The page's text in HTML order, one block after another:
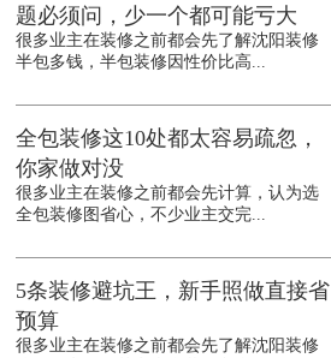
题必须问，少一个都可能亏大
很多业主在装修之前都会先了解沈阳装修
半包多钱，半包装修因性价比高...
全包装修这10处都太容易疏忽，
你家做对没
很多业主在装修之前都会先计算，认为选
全包装修图省心，不少业主交完...
5条装修避坑王，新手照做直接省
预算
很多业主在装修之前都会先了解沈阳装修